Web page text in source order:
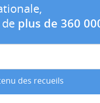
plus de 360
des recueils